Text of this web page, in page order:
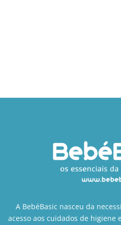
A BebéBasic nasceu da
acesso aos cuidados de higiene